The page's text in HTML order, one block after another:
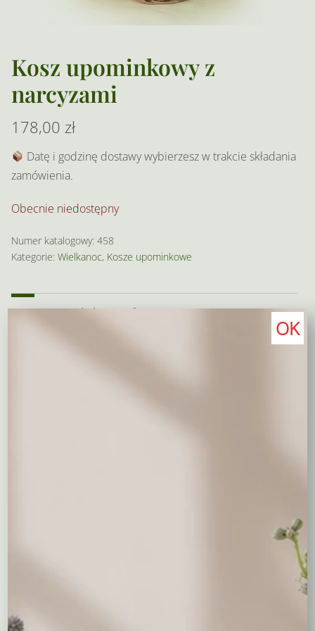
Kosz upominkowy z
narcyzami
178,00 zł
Datę i godzinę dostawy wybierzesz w trakcie składania
zamówienia.
Obecnie niedostępny
Numer katalogowy: 458
Kategorie: Wielkanoc, Kosze upominkowe
Opis Dodatkowe informacje
OK